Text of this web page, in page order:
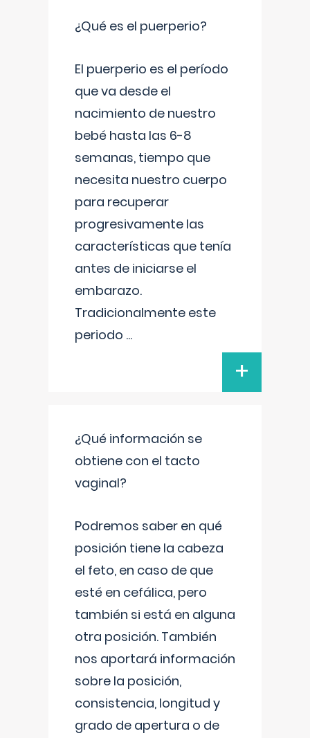
¿Qué es el puerperio?
El puerperio es el período
que va desde el
nacimiento de nuestro
bebé hasta las 6-8
semanas, tiempo que
necesita nuestro cuerpo
para recuperar
progresivamente las
características que tenía
antes de iniciarse el
embarazo.
Tradicionalmente este
periodo ...
+
¿Qué información se
obtiene con el tacto
vaginal?
Podremos saber en qué
posición tiene la cabeza
el feto, en caso de que
esté en cefálica, pero
también si está en alguna
otra posición. También
nos aportará información
sobre la posición,
consistencia, longitud y
grado de apertura o de